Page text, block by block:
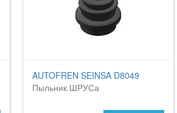
AUTOFREN SEINSA D8049
Пыльник ШРУСа